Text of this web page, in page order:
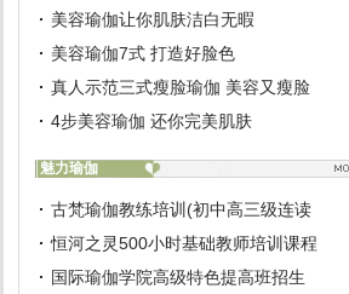
美容瑜伽让你肌肤洁白无暇
美容瑜伽7式 打造好脸色
真人示范三式瘦脸瑜伽 美容又瘦脸
4步美容瑜伽 还你完美肌肤
魅力瑜伽
古梵瑜伽教练培训(初中高三级连读
恒河之灵500小时基础教师培训课程
国际瑜伽学院高级特色提高班招生